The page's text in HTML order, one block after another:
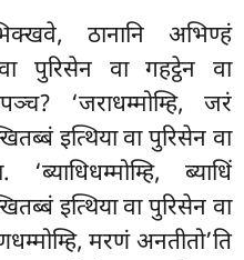
ठानानि अभिण्हं
पुरिसेन वा गहट्ठेन वा
‘जराधम्मोम्हि, जरं
इत्थिया वा पुरिसेन वा
ब्याधिं
इत्थिया वा पुरिसेन वा
मरणं अनतीतो’ति